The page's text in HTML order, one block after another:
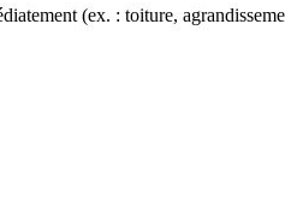
(ex. : toiture,